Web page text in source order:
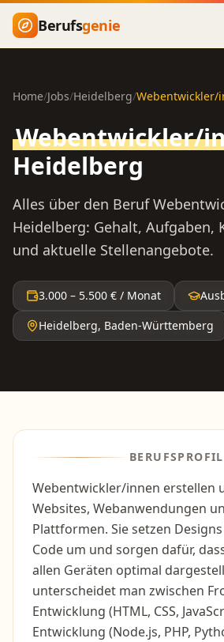
Zum Hauptinhalt springen
Berufsgenie
Home/Jobs/Heidelberg/Webentwickler/
Webentwickler/
Heidelberg
Alles über den Beruf
Heidelberg: Gehalt, Aufgaben,
und aktuelle Stellenangebote.
3.000 – 5.500 € / Monat
Heidelberg, Baden-Württemberg
BERUFSPROFIL
Webentwickler/innen erstellen
Websites, Webanwendungen
Plattformen. Sie setzen
Code um und sorgen dafür,
allen Geräten optimal
unterscheidet man zwischen
Entwicklung (HTML, CSS,
Entwicklung (Node.js, PHP,